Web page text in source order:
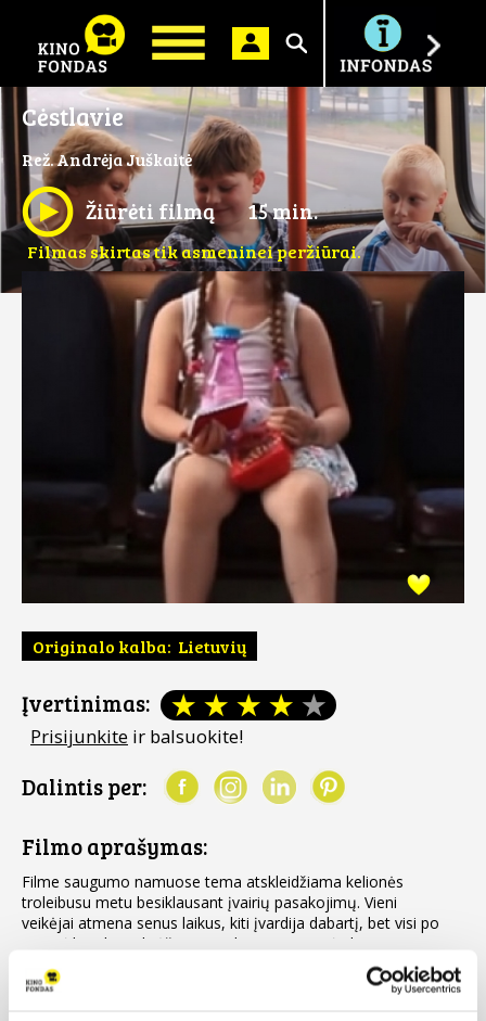
Ieškoti
Cėstlavie
Rež. Andrėja Juškaitė
Žiūrėti filmą 15 min.
Filmas skirtas tik asmeninei peržiūrai.
Originalo kalba: Lietuvių
Įvertinimas:
Prisijunkite ir balsuokite!
Dalintis per:
Filmo aprašymas:
Filme saugumo namuose tema atskleidžiama kelionės
troleibusu metu besiklausant įvairių pasakojimų. Vieni
veikėjai atmena senus laikus, kiti įvardija dabartį, bet visi po
truputį bando apibrėžti povandeninių srovių įtaką namų
klimate.